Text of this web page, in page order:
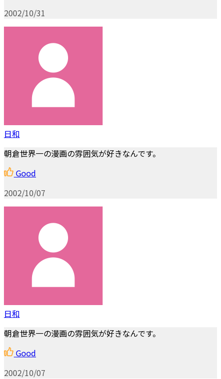
2002/10/31
日和
朝倉世界一の漫画の雰囲気が好きなんです。
Good
2002/10/07
日和
朝倉世界一の漫画の雰囲気が好きなんです。
Good
2002/10/07